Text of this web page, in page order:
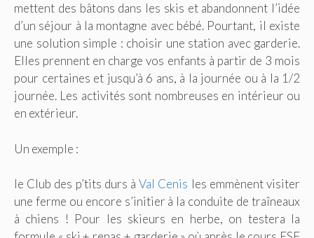
mettent des bâtons dans les skis et abandonnent l’idée
d’un séjour à la montagne avec bébé. Pourtant, il existe
une solution simple : choisir une station avec garderie.
Elles prennent en charge vos enfants à partir de 3 mois
pour certaines et jusqu’à 6 ans, à la journée ou à la 1/2
journée. Les activités sont nombreuses en intérieur ou
en extérieur.
Un exemple :
le Club des p’tits durs àVal Cenis les emmènent visiter
une ferme ou encore s’initier à la conduite de traîneaux
à chiens ! Pour les skieurs en herbe, on testera la